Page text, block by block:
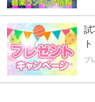
試
ト
プ